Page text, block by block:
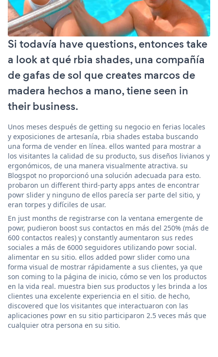
Si todavía have questions, entonces take
a look at qué rbia shades, una compañía
de gafas de sol que creates marcos de
madera hechos a mano, tiene seen in
their business.
Unos meses después de getting su negocio en ferias locales
y exposiciones de artesanía, rbia shades estaba buscando
una forma de vender en línea. ellos wanted para mostrar a
los visitantes la calidad de su producto, sus diseños livianos y
ergonómicos, de una manera visualmente atractiva. su
Blogspot no proporcionó una solución adecuada para esto.
probaron un different third-party apps antes de encontrar
powr slider y ninguno de ellos parecía ser parte del sitio, y
eran torpes y difíciles de usar.
En just months de registrarse con la ventana emergente de
powr, pudieron boost sus contactos en más del 250% (más de
600 contactos reales) y constantly aumentaron sus redes
sociales a más de 6000 seguidores utilizando powr social.
alimentar en su sitio. ellos added powr slider como una
forma visual de mostrar rápidamente a sus clientes, ya que
son coming to la página de inicio, cómo se ven los productos
en la vida real. muestra bien sus productos y les brinda a los
clientes una excelente experiencia en el sitio. de hecho,
discovered que los visitantes que interactuaron con las
aplicaciones powr en su sitio participaron 2.5 veces más que
cualquier otra persona en su sitio.